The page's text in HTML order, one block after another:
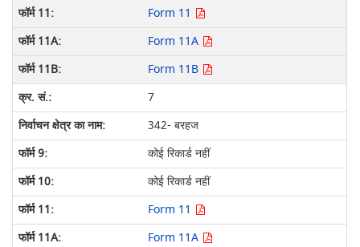
Form 11
Form 11A
Form 11B
7
342- बरहज
कोई रिकार्ड नहीं
कोई रिकार्ड नहीं
Form 11
Form 11A